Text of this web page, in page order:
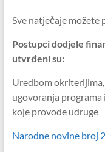
Sve natječaje možete
Postupci dodjele
utvrđeni su:
Uredbom
ugovoranja programa
koje provode udruge
Narodne novine broj